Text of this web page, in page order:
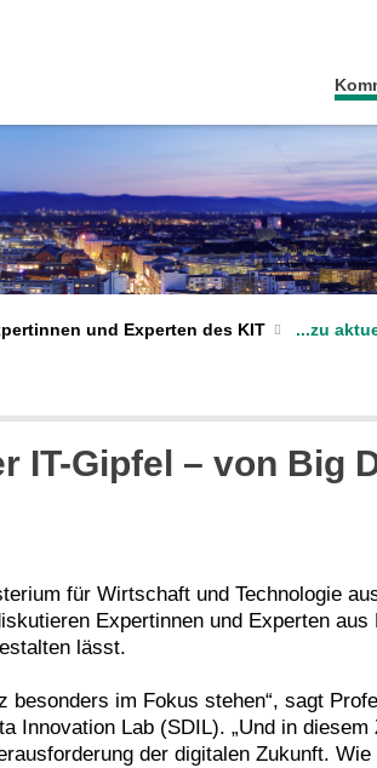
und Experten des KIT ...zu
IT-Gipfel – von Big
für Wirtschaft und Technologie
Expertinnen und Experten
lässt.
besonders im Fokus stehen“, sagt
Innovation Lab (SDIL). „Und in
der digitalen Zukunft.